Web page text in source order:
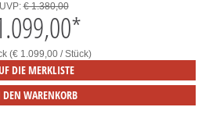
UVP:€ 1.380,00
*
(€ 1.099,00 / Stück)
DIE MERKLISTE
WARENKORB